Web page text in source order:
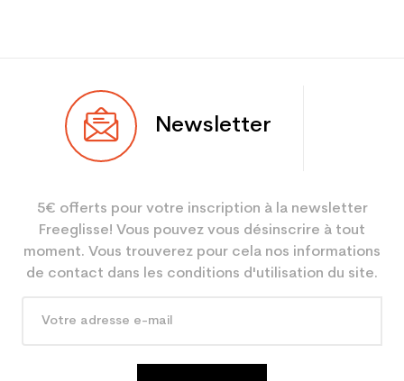
Newsletter
5€ offerts pour votre inscription à la newsletter
Freeglisse! Vous pouvez vous désinscrire à tout
moment. Vous trouverez pour cela nos informations
de contact dans les conditions d'utilisation du site.